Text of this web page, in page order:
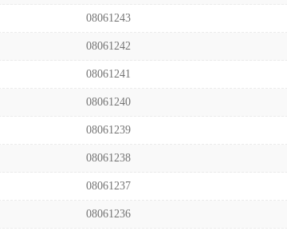
08061243
08061242
08061241
08061240
08061239
08061238
08061237
08061236